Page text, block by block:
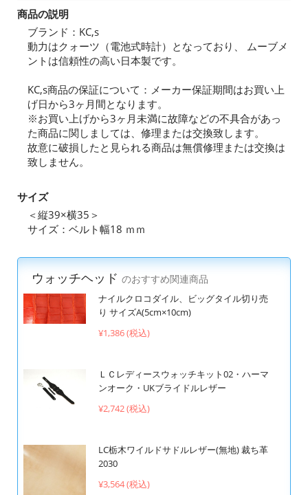
商品の説明
ブランド：KC,s
動力はクォーツ（電池式時計）となっており、 ムーブメ
ントは信頼性の高い日本製です。
KC,s商品の保証について：メーカー保証期間はお買い上
げ日から3ヶ月間となります。
※お買い上げから3ヶ月未満に故障などの不具合があっ
た商品に関しましては、修理または交換致します。
故意に破損したと見られる商品は無償修理または交換は
致しません。
サイズ
＜縦39×横35＞
サイズ：ベルト幅18 ｍｍ
ウォッチヘッド のおすすめ関連商品
ナイルクロコダイル、ビッグタイル切り売
り サイズA(5cm×10cm)
¥1,386 (税込)
ＬＣレディースウォッチキット02・ハーマ
ンオーク・UKブライドルレザー
¥2,742 (税込)
LC栃木ワイルドサドルレザー(無地) 裁ち革
2030
¥3,564 (税込)